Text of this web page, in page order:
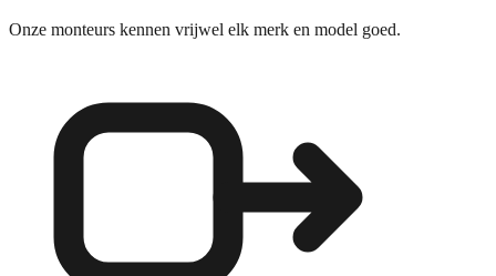
Onze monteurs kennen vrijwel elk merk en model goed.